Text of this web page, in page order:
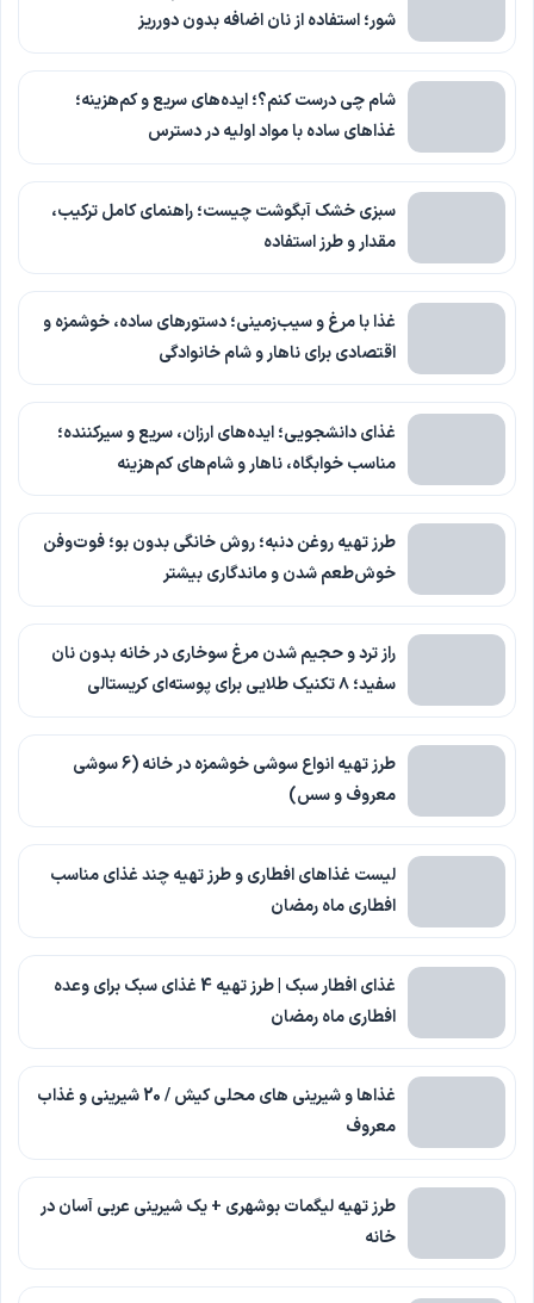
شور؛ استفاده از نان اضافه بدون دورریز
شام چی درست کنم؟؛ ایده‌های سریع و کم‌هزینه؛
غذاهای ساده با مواد اولیه در دسترس
سبزی خشک آبگوشت چیست؛ راهنمای کامل ترکیب،
مقدار و طرز استفاده
غذا با مرغ و سیب‌زمینی؛ دستورهای ساده، خوشمزه و
اقتصادی برای ناهار و شام خانوادگی
غذای دانشجویی؛ ایده‌های ارزان، سریع و سیرکننده؛
مناسب خوابگاه، ناهار و شام‌های کم‌هزینه
طرز تهیه روغن دنبه؛ روش خانگی بدون بو؛ فوت‌وفن
خوش‌طعم شدن و ماندگاری بیشتر
راز ترد و حجیم شدن مرغ سوخاری در خانه بدون نان
سفید؛ ۸ تکنیک طلایی برای پوسته‌ای کریستالی
طرز تهیه انواع سوشی خوشمزه در خانه (6 سوشی
معروف و سس)
لیست غذاهای افطاری و طرز تهیه چند غذای مناسب
افطاری ماه رمضان
غذای افطار سبک | طرز تهیه 4 غذای سبک برای وعده
افطاری ماه رمضان
غذاها و شیرینی های محلی کیش / 20 شیرینی و غذاب
معروف
طرز تهیه لیگمات بوشهری + یک شیرینی عربی آسان در
خانه